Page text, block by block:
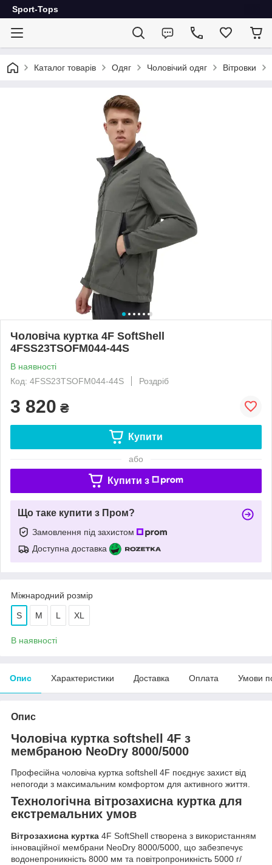
Sport-Tops
Каталог товарів Одяг Чоловічий одяг Вітровки
Чоловіча куртка 4F SoftShell
4FSS23TSOFM044-44S
В наявності
Код: 4FSS23TSOFM044-44S
Роздріб
3 820 ₴
Купити
або
Купити з
Що таке купити з Пром?
Замовлення під захистом
Доступна доставка
Міжнародний розмір
S M L XL
В наявності
Опис Характеристики Доставка Оплата Умови
Опис
Чоловіча куртка softshell 4F з
мембраною NeoDry 8000/5000
Професійна чоловіча куртка softshell 4F поєднує захист від
непогоди з максимальним комфортом для активного життя.
Технологічна вітрозахисна куртка для
екстремальних умов
Вітрозахисна куртка 4F SoftShell створена з використанням
інноваційної мембрани NeoDry 8000/5000, що забезпечує
водонепроникність 8000 мм та повітропроникність 5000 г/